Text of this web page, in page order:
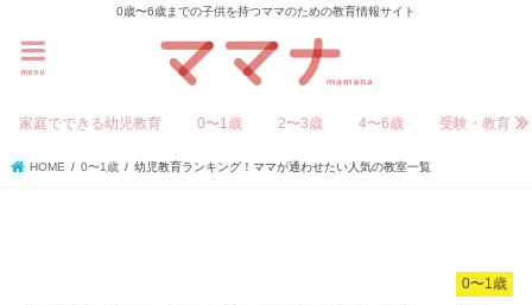
0歳〜6歳までの子供を持つママのための教育情報サイト
menu
家庭でできる幼児教育 0〜1歳 2〜3歳 4〜6歳 受験・教育
HOME 0〜1歳 幼児教育ランキング！ママが通わせたい人気の教室一覧
0〜1歳